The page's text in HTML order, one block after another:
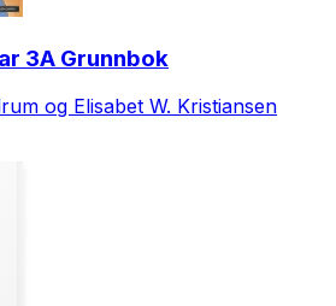
3A Grunnbok
og Elisabet W. Kristiansen